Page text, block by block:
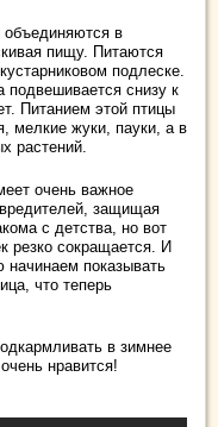
в
пищу. Питаются
подлеске.
подвешивается снизу к
Питанием этой птицы
мелкие жуки, пауки, а в
растений.
очень важное
защищая
с детства, но вот
резко сокращается. И
начинаем показывать
что теперь
в зимнее
нравится!